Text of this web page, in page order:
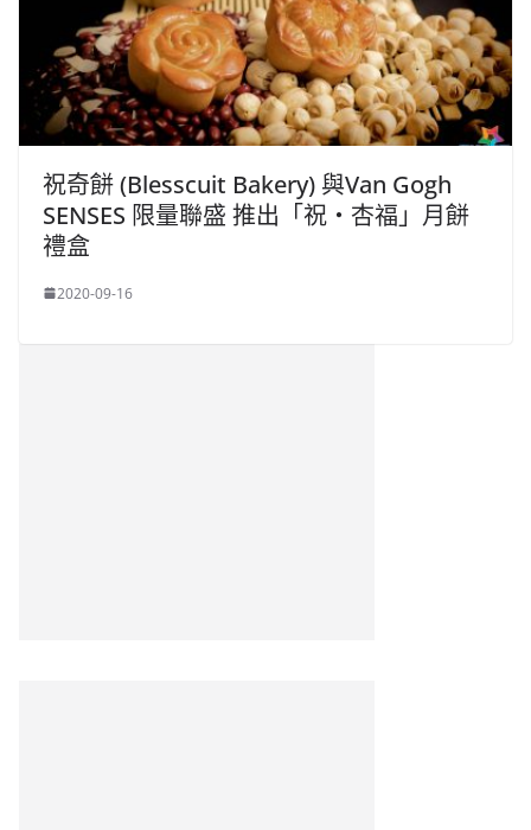
祝奇餅 (Blesscuit Bakery) 與Van Gogh
SENSES 限量聯盛 推出「祝‧杏福」月餅
禮盒
2020-09-16